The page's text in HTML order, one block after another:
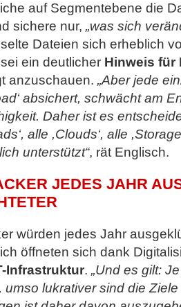
auf Segmentebene die
sichere nur, „was sich
Dateien sich erheblich
ein deutlicher Hinweis für
anzuschauen. „Aber jede
absichert, schwächt am
Daher ist es
alle ,Clouds‘, alle
unterstützt“, rät Englisch.
JEDES JAHR
würden jedes Jahr
öffneten sich dank
Infrastruktur. „Und es gilt:
umso lukrativer sind die